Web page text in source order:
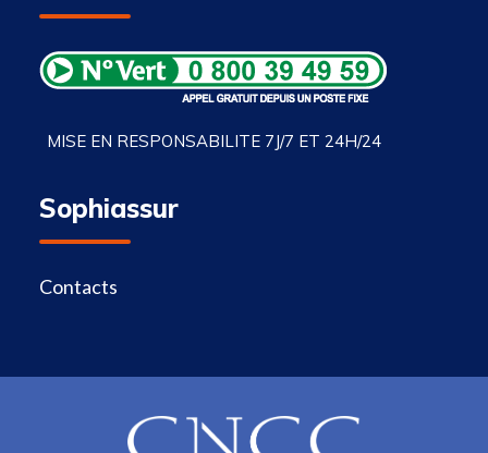
MISE EN RESPONSABILITE 7J/7 ET 24H/24
Sophiassur
Contacts